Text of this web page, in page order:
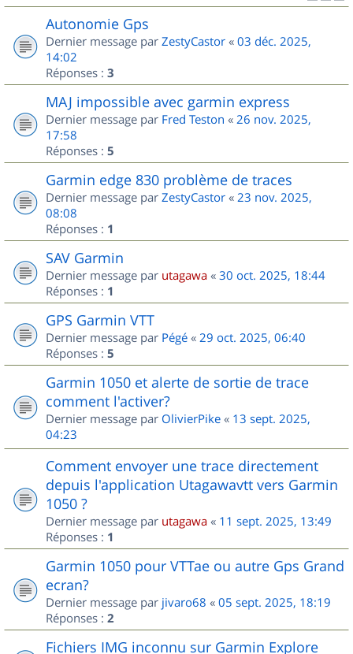
Autonomie Gps
Dernier message par ZestyCastor « 03 déc. 2025,
14:02
Réponses : 3
MAJ impossible avec garmin express
Dernier message par Fred Teston « 26 nov. 2025,
17:58
Réponses : 5
Garmin edge 830 problème de traces
Dernier message par ZestyCastor « 23 nov. 2025,
08:08
Réponses : 1
SAV Garmin
Dernier message par utagawa « 30 oct. 2025, 18:44
Réponses : 1
GPS Garmin VTT
Dernier message par Pégé « 29 oct. 2025, 06:40
Réponses : 5
Garmin 1050 et alerte de sortie de trace
comment l'activer?
Dernier message par OlivierPike « 13 sept. 2025,
04:23
Comment envoyer une trace directement
depuis l'application Utagawavtt vers Garmin
1050 ?
Dernier message par utagawa « 11 sept. 2025, 13:49
Réponses : 1
Garmin 1050 pour VTTae ou autre Gps Grand
ecran?
Dernier message par jivaro68 « 05 sept. 2025, 18:19
Réponses : 2
Fichiers IMG inconnu sur Garmin Explore